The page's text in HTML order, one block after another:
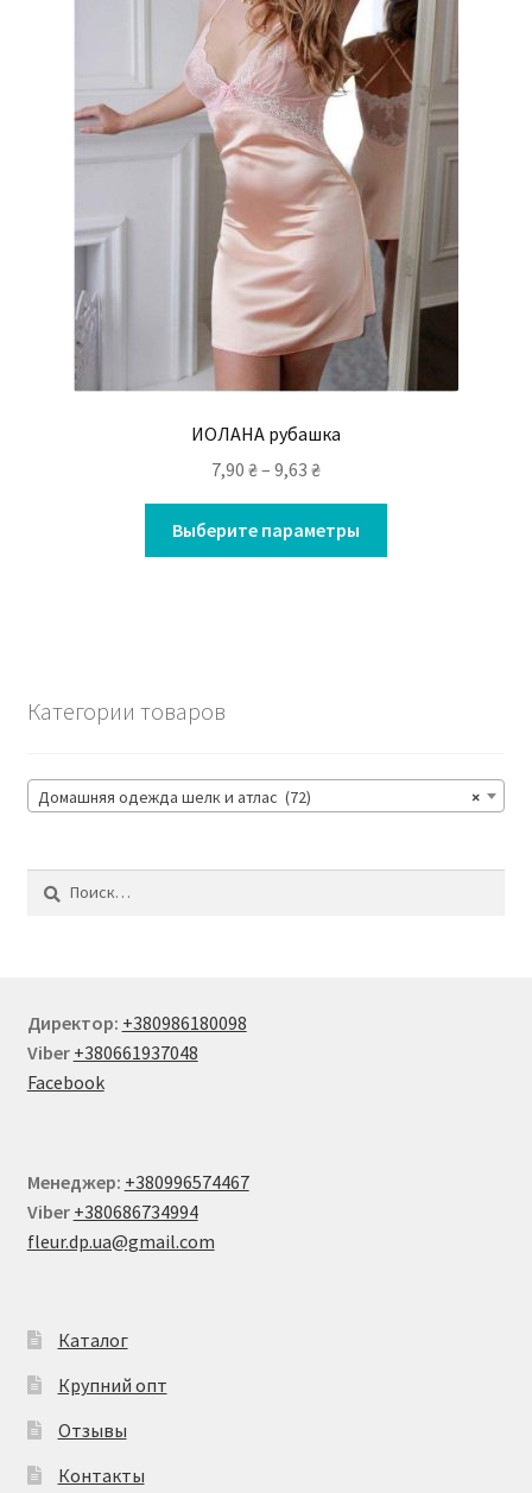
ИОЛАНА рубашка
7,90 ₴– 9,63 ₴
Выберите параметры
Категории товаров
×
Домашняя одежда шелк и атлас (72)
Найти:
Директор: +380986180098
Viber +380661937048
Facebook
Менеджер: +380996574467
Viber +380686734994
fleur.dp.ua@gmail.com
Каталог
Крупний опт
Отзывы
Контакты